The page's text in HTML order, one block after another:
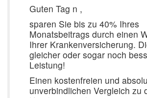
Guten Tag n ,
sparen Sie bis zu 40% Ihres
Monatsbeitrags durch einen
Ihrer Krankenversicherung.
gleicher oder sogar noch
Leistung!
Einen kostenfreien und
unverbindlichen Vergleich zu